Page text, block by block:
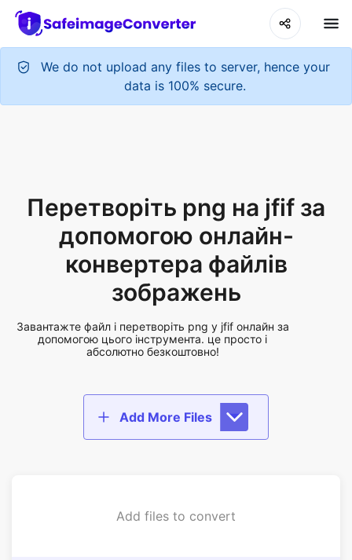
We do not upload any files to server, hence your
data is 100% secure.
конвертера файлів
зображень
Завантажте файл і перетворіть png у jfif онлайн за
допомогою цього інструмента. це просто і
абсолютно безкоштовно!
Add More Files